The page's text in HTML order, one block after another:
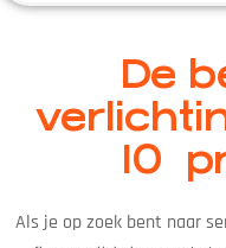
De
10
Als je op zoek bent naar